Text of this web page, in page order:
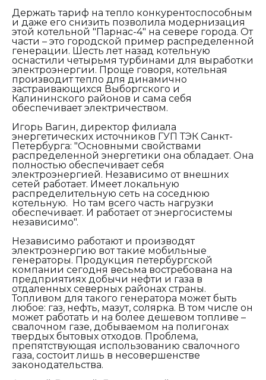
Держать тариф на тепло конкурентоспособным
и даже его снизить позволила модернизация
этой котельной "Парнас-4" на севере города. От
части – это городской пример распределенной
генерации. Шесть лет назад котельную
оснастили четырьмя турбинами для выработки
электроэнергии. Проще говоря, котельная
производит тепло для динамично
застраивающихся Выборгского и
Калининского районов и сама себя
обеспечивает электричеством.
Игорь Вагин, директор филиала
энергетических источников ГУП ТЭК Санкт-
Петербурга: "Основными свойствами
распределенной энергетики она обладает. Она
полностью обеспечивает себя
электроэнергией. Независимо от внешних
сетей работает. Имеет локальную
распределительную сеть на соседнюю
котельную. Но там всего часть нагрузки
обеспечивает. И работает от энергосистемы
независимо".
Независимо работают и производят
электроэнергию вот такие мобильные
генераторы. Продукция петербургской
компании сегодня весьма востребована на
предприятиях добычи нефти и газа в
отдаленных северных районах страны.
Топливом для такого генератора может быть
любое: газ, нефть, мазут, солярка. В том числе он
может работать и на более дешевом топливе –
свалочном газе, добываемом на полигонах
твердых бытовых отходов. Проблема,
препятствующая использованию свалочного
газа, состоит лишь в несовершенстве
законодательства.